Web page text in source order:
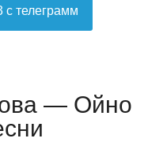
с телеграмм
— Ойно